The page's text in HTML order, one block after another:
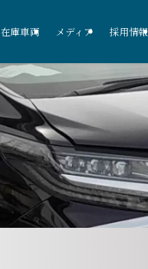
在庫車両 メディア 採用情報